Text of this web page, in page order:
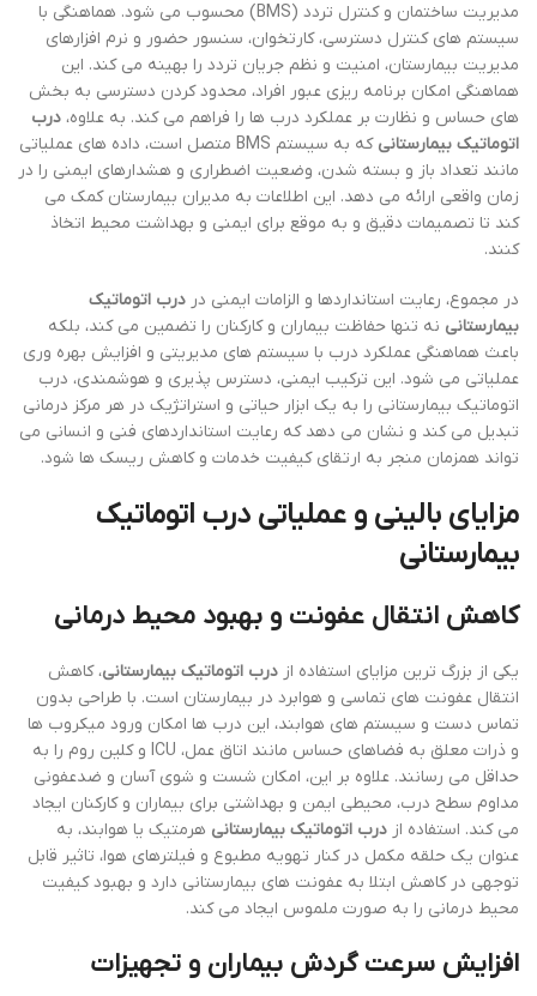
مدیریت ساختمان و کنترل تردد (BMS) محسوب می شود. هماهنگی با
سیستم های کنترل دسترسی، کارتخوان، سنسور حضور و نرم افزارهای
مدیریت بیمارستان، امنیت و نظم جریان تردد را بهینه می کند. این
هماهنگی امکان برنامه ریزی عبور افراد، محدود کردن دسترسی به بخش
های حساس و نظارت بر عملکرد درب ها را فراهم می کند. به علاوه، درب
اتوماتیک بیمارستانی
که به سیستم BMS متصل است، داده های عملیاتی
مانند تعداد باز و بسته شدن، وضعیت اضطراری و هشدارهای ایمنی را در
زمان واقعی ارائه می دهد. این اطلاعات به مدیران بیمارستان کمک می
کند تا تصمیمات دقیق و به موقع برای ایمنی و بهداشت محیط اتخاذ
کنند.
در مجموع، رعایت استانداردها و الزامات ایمنی در درب اتوماتیک
بیمارستانی نه تنها حفاظت بیماران و کارکنان را تضمین می کند، بلکه
باعث هماهنگی عملکرد درب با سیستم های مدیریتی و افزایش بهره وری
عملیاتی می شود. این ترکیب ایمنی، دسترس پذیری و هوشمندی، درب
اتوماتیک بیمارستانی را به یک ابزار حیاتی و استراتژیک در هر مرکز درمانی
تبدیل می کند و نشان می دهد که رعایت استانداردهای فنی و انسانی می
تواند همزمان منجر به ارتقای کیفیت خدمات و کاهش ریسک ها شود.
مزایای بالینی و عملیاتی درب اتوماتیک
بیمارستانی
کاهش انتقال عفونت و بهبود محیط درمانی
یکی از بزرگ ترین مزایای استفاده از درب اتوماتیک بیمارستانی، کاهش
انتقال عفونت های تماسی و هوابرد در بیمارستان است. با طراحی بدون
تماس دست و سیستم های هوابند، این درب ها امکان ورود میکروب ها
و ذرات معلق به فضاهای حساس مانند اتاق عمل، ICU و کلین روم را به
حداقل می رسانند. علاوه بر این، امکان شست و شوی آسان و ضدعفونی
مداوم سطح درب، محیطی ایمن و بهداشتی برای بیماران و کارکنان ایجاد
می کند. استفاده از درب اتوماتیک بیمارستانی هرمتیک یا هوابند، به
عنوان یک حلقه مکمل در کنار تهویه مطبوع و فیلترهای هوا، تاثیر قابل
توجهی در کاهش ابتلا به عفونت های بیمارستانی دارد و بهبود کیفیت
محیط درمانی را به صورت ملموس ایجاد می کند.
افزایش سرعت گردش بیماران و تجهیزات